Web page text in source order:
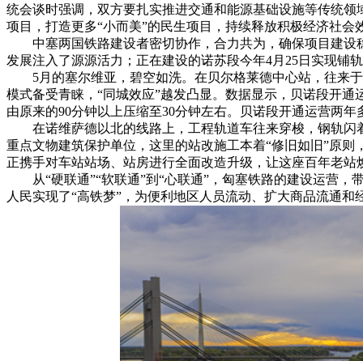
统会谈时强调，双方要扎实推进交通和能源基础设施等传统
项目，打造更多“小而美”的民生项目，持续释放积极经济社会
中塞两国铁路建设者密切协作，合力共为，确保项目建设
发展注入了源源活力；正在建设的诺苏段今年4月25日实现铺
5月的塞尔维亚，碧空如洗。在贝尔格莱德中心站，往来
模式备受青睐，“同城效应”越发凸显。数据显示，贝诺段开
由原来的90分钟以上压缩至30分钟左右。贝诺段开通运营两
在诺维萨德以北的线路上，工程轨道车往来穿梭，钢轨闪
重点文物建筑保护单位，这里的站改施工本着“修旧如旧”原
正携手对车站站场、站房进行全面改造升级，让这座百年老站
从“硬联通”“软联通”到“心联通”，匈塞铁路的建设运营，
人民实现了“高铁梦”，为便利地区人员流动、扩大商品流通